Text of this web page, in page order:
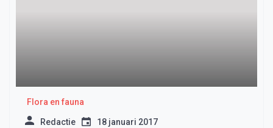
Flora en fauna
Redactie 18 januari 2017